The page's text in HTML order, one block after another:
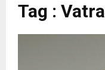
Tag : Vatra